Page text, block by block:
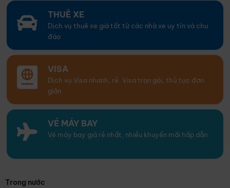
THUÊ XE
Dịch vụ thuê xe giá tốt từ các nhà xe uy tín và chu
đáo
VISA
Dịch vụ Visa nhanh, rẻ. Visa trọn gói, thủ tục đơn
giản
VÉ MÁY BAY
Vé máy bay giá rẻ nhất, nhiều khuyến mãi hấp dẫn
Trong nước